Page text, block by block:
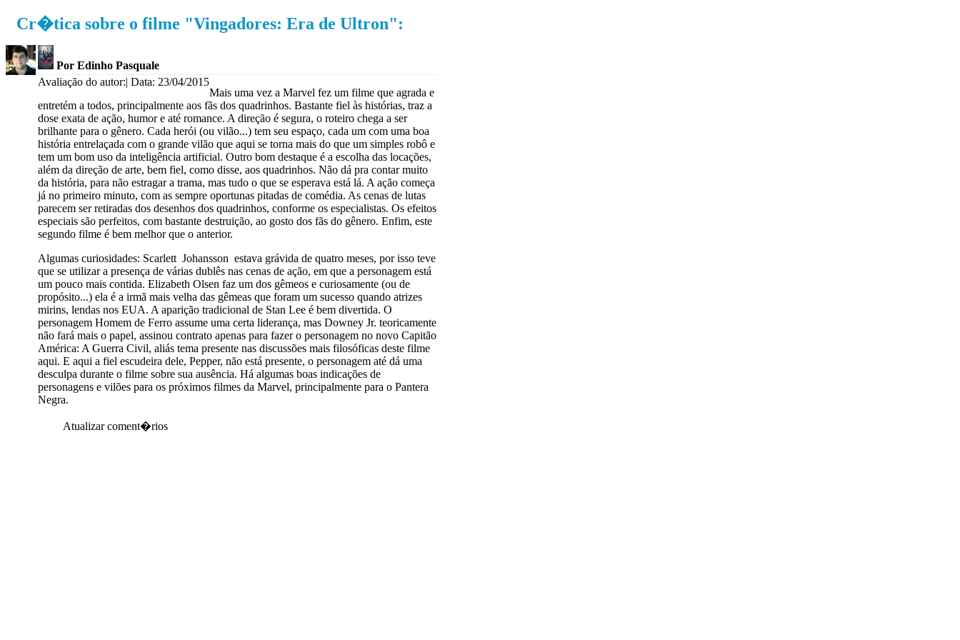
Cr�tica sobre o filme "Vingadores: Era de Ultron":
Por Edinho Pasquale
Avaliação do autor:| Data: 23/04/2015
Mais uma vez a Marvel fez um filme que agrada e
entretém a todos, principalmente aos fãs dos quadrinhos. Bastante fiel às histórias, traz a
dose exata de ação, humor e até romance. A direção é segura, o roteiro chega a ser
brilhante para o gênero. Cada herói (ou vilão...) tem seu espaço, cada um com uma boa
história entrelaçada com o grande vilão que aqui se torna mais do que um simples robô e
tem um bom uso da inteligência artificial. Outro bom destaque é a escolha das locações,
além da direção de arte, bem fiel, como disse, aos quadrinhos. Não dá pra contar muito
da história, para não estragar a trama, mas tudo o que se esperava está lá. A ação começa
já no primeiro minuto, com as sempre oportunas pitadas de comédia. As cenas de lutas
parecem ser retiradas dos desenhos dos quadrinhos, conforme os especialistas. Os efeitos
especiais são perfeitos, com bastante destruição, ao gosto dos fãs do gênero. Enfim, este
segundo filme é bem melhor que o anterior.
Algumas curiosidades: Scarlett Johansson estava grávida de quatro meses, por isso teve
que se utilizar a presença de várias dublês nas cenas de ação, em que a personagem está
um pouco mais contida. Elizabeth Olsen faz um dos gêmeos e curiosamente (ou de
propósito...) ela é a irmã mais velha das gêmeas que foram um sucesso quando atrizes
mirins, lendas nos EUA. A aparição tradicional de Stan Lee é bem divertida. O
personagem Homem de Ferro assume uma certa liderança, mas Downey Jr. teoricamente
não fará mais o papel, assinou contrato apenas para fazer o personagem no novo Capitão
América: A Guerra Civil, aliás tema presente nas discussões mais filosóficas deste filme
aqui. E aqui a fiel escudeira dele, Pepper, não está presente, o personagem até dá uma
desculpa durante o filme sobre sua ausência. Há algumas boas indicações de
personagens e vilões para os próximos filmes da Marvel, principalmente para o Pantera
Negra.
Atualizar coment�rios